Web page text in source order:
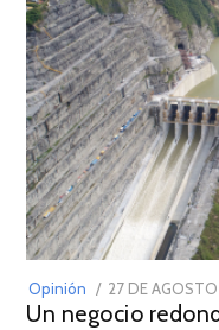
Opinión
POSTED
ON
27 DE
Un negocio